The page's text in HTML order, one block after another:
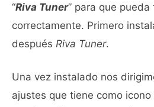
“Riva Tuner” para que pueda
correctamente. Primero
después Riva Tuner.
Una vez instalado nos
ajustes que tiene como